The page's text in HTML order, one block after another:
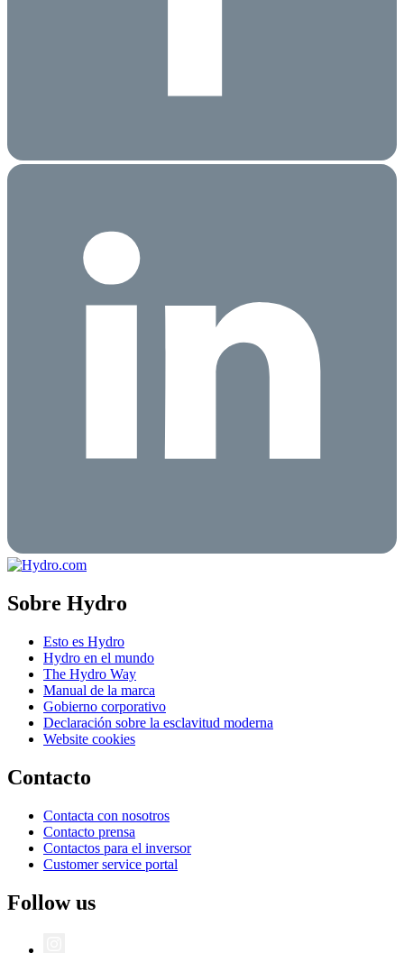
Sobre Hydro
Esto es Hydro
Hydro en el mundo
The Hydro Way
Manual de la marca
Gobierno corporativo
Declaración sobre la esclavitud moderna
Website cookies
Contacto
Contacta con nosotros
Contacto prensa
Contactos para el inversor
Customer service portal
Follow us